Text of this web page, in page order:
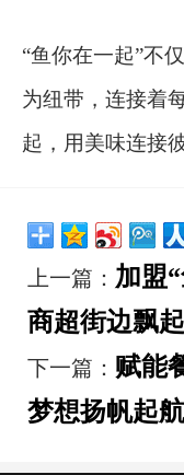
“鱼你在一起”不
为纽带，连接着
起，用美味连接
上一篇： 加盟
商超街边飘
下一篇： 赋能
梦想扬帆起航